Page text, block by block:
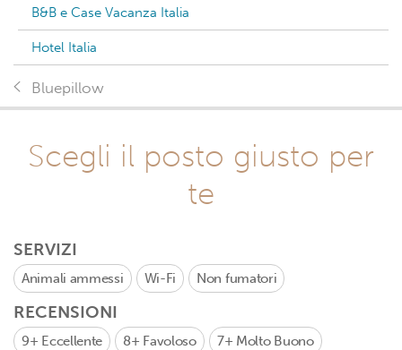
B&B e Case Vacanza Italia
Hotel Italia
Bluepillow
Scegli il posto giusto per
te
SERVIZI
Animali ammessi Wi-Fi Non fumatori
RECENSIONI
9+ Eccellente 8+ Favoloso 7+ Molto Buono